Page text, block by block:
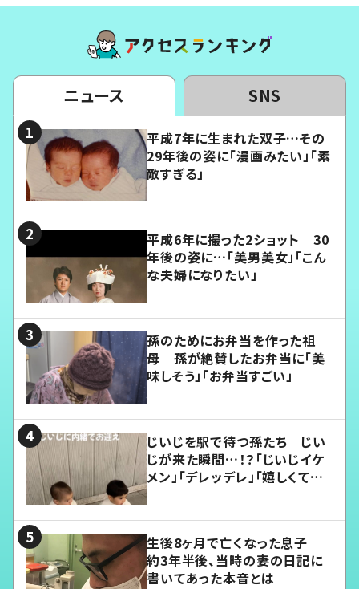
ニュース SNS
平成7年に生まれた双子…その
29年後の姿に「漫画みたい」「素
敵すぎる」
平成6年に撮った2ショット 30
年後の姿に…「美男美女」「こん
な夫婦になりたい」
孫のためにお弁当を作った祖
母 孫が絶賛したお弁当に「美
味しそう」「お弁当すごい」
じいじを駅で待つ孫たち じい
じが来た瞬間…！？「じいじイケ
メン」「デレッデレ」「嬉しくて可
生後8ヶ月で亡くなった息子
約3年半後、当時の妻の日記に
書いてあった本音とは